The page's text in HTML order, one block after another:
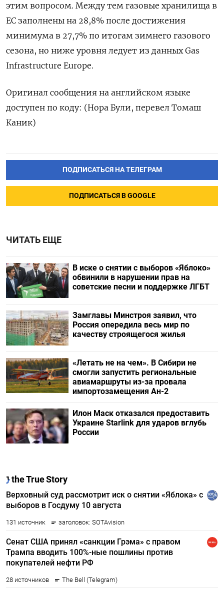
этим вопросом. Между тем газовые хранилища в
ЕС заполнены ‌на 28,8% после достижения
минимума в 27,7% по итогам ‌зимнего газового
сезона, но ниже уровня ледует из данных Gas
Infrastructure ​Europe.
Оригинал сообщения на английском языке
доступен ‌по коду: (Нора Були, перевел Томаш
Каник)
ПОДПИСАТЬСЯ НА ТЕЛЕГРАМ
ПОДПИСАТЬСЯ В GOOGLE
ЧИТАТЬ ЕЩЕ
В иске о снятии с выборов «Яблоко»
обвинили в нарушении прав на
советские песни и поддержке ЛГБТ
Замглавы Минстроя заявил, что
Россия опередила весь мир по
качеству строящегося жилья
«Летать не на чем». В Сибири не
смогли запустить региональные
авиамаршруты из-за провала
импортозамещения Ан-2
Илон Маск отказался предоставить
Украине Starlink для ударов вглубь
России